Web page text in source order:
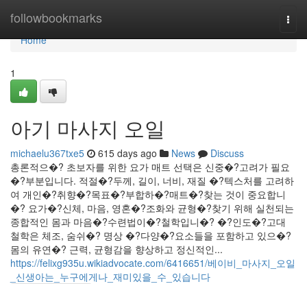
followbookmarks
Home
Home
1
아기 마사지 오일
michaelu367txe5 615 days ago News
Discuss
총론적으�? 초보자를 위한 요가 매트 선택은 신중�?고려가 필요
�?부분입니다. 적절�?두께, 길이, 너비, 재질 �?텍스처를 고려하
여 개인�?취향�?목표�?부합하�?매트�?찾는 것이 중요합니
�? 요가�?신체, 마음, 영혼�?조화와 균형�?찾기 위해 실천되는
종합적인 몸과 마음�?수련법이�?철학입니�? �?인도�?고대
철학은 체조, 숨쉬�? 명상 �?다양�?요소들을 포함하고 있으�?
몸의 유연�? 근력, 균형감을 향상하고 정신적인...
https://felixg935u.wikiadvocate.com/6416651/베이비_마사지_오일
_신생아는_누구에게나_재미있을_수_있습니다